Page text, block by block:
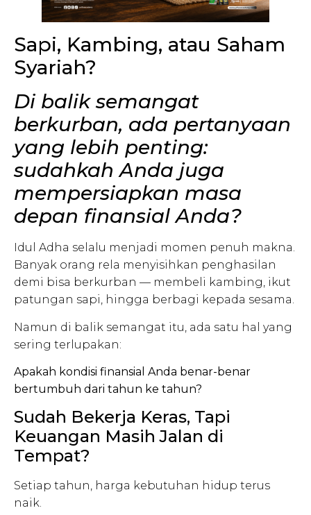
Sapi, Kambing, atau Saham
Syariah?
Di balik semangat
berkurban, ada pertanyaan
yang lebih penting:
sudahkah Anda juga
mempersiapkan masa
depan finansial Anda?
Idul Adha selalu menjadi momen penuh makna.
Banyak orang rela menyisihkan penghasilan
demi bisa berkurban — membeli kambing, ikut
patungan sapi, hingga berbagi kepada sesama.
Namun di balik semangat itu, ada satu hal yang
sering terlupakan:
Apakah kondisi finansial Anda benar-benar
bertumbuh dari tahun ke tahun?
Sudah Bekerja Keras, Tapi
Keuangan Masih Jalan di
Tempat?
Setiap tahun, harga kebutuhan hidup terus
naik.